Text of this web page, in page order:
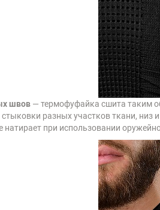
швов — термофуфайка сшита таким
стыковки разных участков ткани,
натирает при использовании